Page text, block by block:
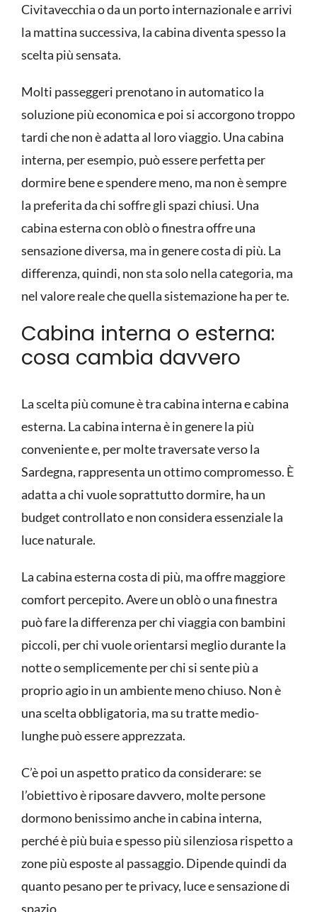
Civitavecchia o da un porto internazionale e arrivi
la mattina successiva, la cabina diventa spesso la
scelta più sensata.
Molti passeggeri prenotano in automatico la
soluzione più economica e poi si accorgono troppo
tardi che non è adatta al loro viaggio. Una cabina
interna, per esempio, può essere perfetta per
dormire bene e spendere meno, ma non è sempre
la preferita da chi soffre gli spazi chiusi. Una
cabina esterna con oblò o finestra offre una
sensazione diversa, ma in genere costa di più. La
differenza, quindi, non sta solo nella categoria, ma
nel valore reale che quella sistemazione ha per te.
Cabina interna o esterna:
cosa cambia davvero
La scelta più comune è tra cabina interna e cabina
esterna. La cabina interna è in genere la più
conveniente e, per molte traversate verso la
Sardegna, rappresenta un ottimo compromesso. È
adatta a chi vuole soprattutto dormire, ha un
budget controllato e non considera essenziale la
luce naturale.
La cabina esterna costa di più, ma offre maggiore
comfort percepito. Avere un oblò o una finestra
può fare la differenza per chi viaggia con bambini
piccoli, per chi vuole orientarsi meglio durante la
notte o semplicemente per chi si sente più a
proprio agio in un ambiente meno chiuso. Non è
una scelta obbligatoria, ma su tratte medio-
lunghe può essere apprezzata.
C’è poi un aspetto pratico da considerare: se
l’obiettivo è riposare davvero, molte persone
dormono benissimo anche in cabina interna,
perché è più buia e spesso più silenziosa rispetto a
zone più esposte al passaggio. Dipende quindi da
quanto pesano per te privacy, luce e sensazione di
spazio.